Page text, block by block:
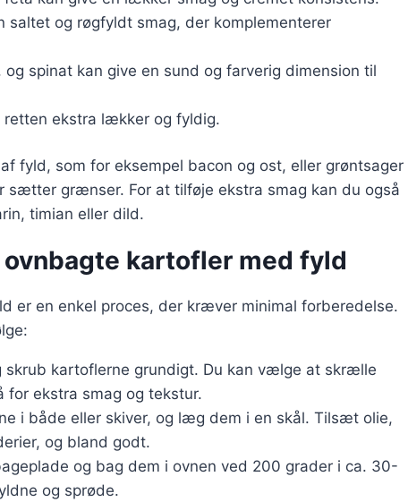
saltet og røgfyldt smag, der komplementerer
spinat kan give en sund og farverig dimension til
retten ekstra lækker og fyldig.
fyld, som for eksempel bacon og ost, eller grøntsager
sætter grænser. For at tilføje ekstra smag kan du også
timian eller dild.
kartofler med fyld
er en enkel proces, der kræver minimal forberedelse.
skrub kartoflerne grundigt. Du kan vælge at skrælle
ekstra smag og tekstur.
i både eller skiver, og læg dem i en skål. Tilsæt olie,
og bland godt.
og bag dem i ovnen ved 200 grader i ca. 30-
og sprøde.